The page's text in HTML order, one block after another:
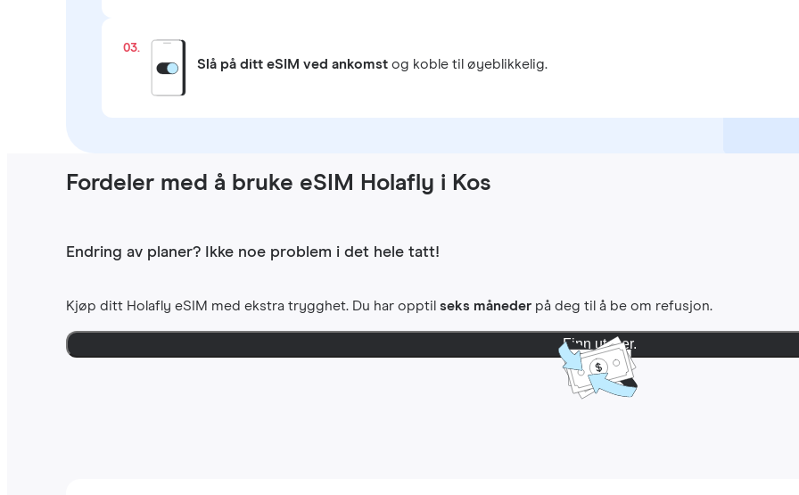
03.
Slå på ditt eSIM ved ankomst og koble til øyeblikkelig.
Fordeler med å bruke eSIM Holafly i Kos
Endring av planer? Ikke noe problem i det hele tatt!
Kjøp ditt Holafly eSIM med ekstra trygghet. Du har opptilseks måneder på deg til å be om refusjon.
Finn ut mer.